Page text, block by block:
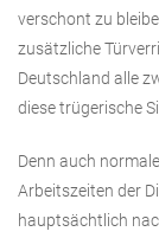
verschont zu
zusätzliche
Deutschland alle
diese trügerische
Denn auch
Arbeitszeiten der
hauptsächtlich